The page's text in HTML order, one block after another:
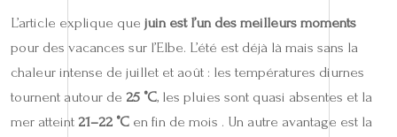
L’article explique que juin est l’un des meilleurs moments
pour des vacances sur l’Elbe. L’été est déjà là mais sans la
chaleur intense de juillet et août : les températures diurnes
tournent autour de 25 °C, les pluies sont quasi absentes et la
mer atteint 21–22 °C en fin de mois . Un autre avantage est la